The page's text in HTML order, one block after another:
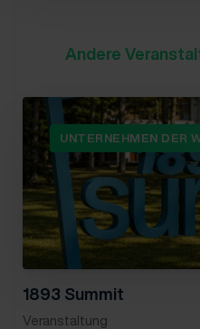
Andere
UNTERNEHMEN DER
1893 Summit
Veranstaltung